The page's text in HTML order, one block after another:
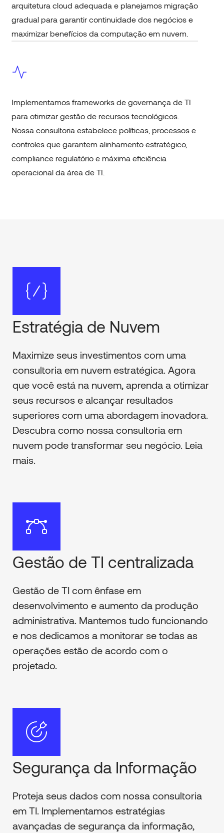
arquitetura cloud adequada e planejamos migração
gradual para garantir continuidade dos negócios e
maximizar benefícios da computação em nuvem.
Implementamos frameworks de governança de TI
para otimizar gestão de recursos tecnológicos.
Nossa consultoria estabelece políticas, processos e
controles que garantem alinhamento estratégico,
compliance regulatório e máxima eficiência
operacional da área de TI.
Estratégia de Nuvem
Maximize seus investimentos com uma
consultoria em nuvem estratégica. Agora
que você está na nuvem, aprenda a otimizar
seus recursos e alcançar resultados
superiores com uma abordagem inovadora.
Descubra como nossa consultoria em
nuvem pode transformar seu negócio. Leia
mais.
Gestão de TI centralizada
Gestão de TI com ênfase em
desenvolvimento e aumento da produção
administrativa. Mantemos tudo funcionando
e nos dedicamos a monitorar se todas as
operações estão de acordo com o
projetado.
Segurança da Informação
Proteja seus dados com nossa consultoria
em TI. Implementamos estratégias
avançadas de segurança da informação,